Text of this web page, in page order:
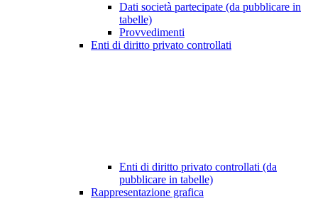
Dati società partecipate (da pubblicare in
tabelle)
Provvedimenti
Enti di diritto privato controllati
Enti di diritto privato controllati (da
pubblicare in tabelle)
Rappresentazione grafica